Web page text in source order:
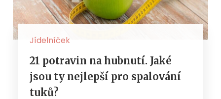
Jídelníček
21 potravin na hubnutí. Jaké
jsou ty nejlepší pro spalování
tuků?